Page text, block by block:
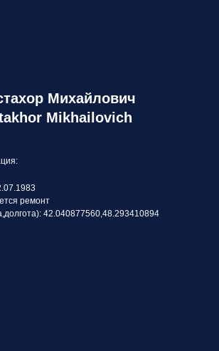
Михайлович
Mikhailovich
ремонт
42.040877560,48.293410894